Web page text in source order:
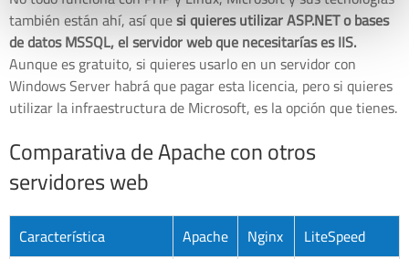
también están ahí, así quesi quieres utilizar ASP.NET o bases
de datos MSSQL, el servidor web que necesitarías es IIS.
Aunque es gratuito, si quieres usarlo en un servidor con
Windows Server habrá que pagar esta licencia, pero si quieres
utilizar la infraestructura de Microsoft, es la opción que tienes.
Comparativa de Apache con otros
servidores web
Característica Apache Nginx
LiteSpeed